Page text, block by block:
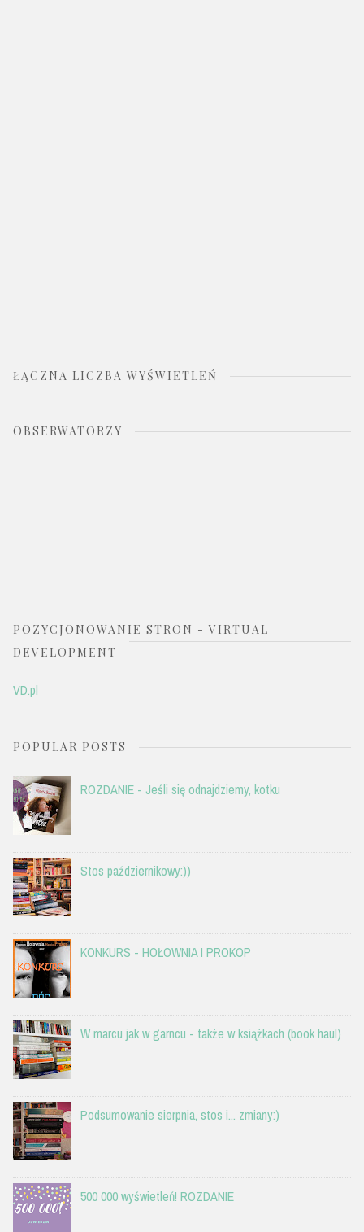
ŁĄCZNA LICZBA WYŚWIETLEŃ
OBSERWATORZY
POZYCJONOWANIE STRON - VIRTUAL
DEVELOPMENT
VD.pl
POPULAR POSTS
ROZDANIE - Jeśli się odnajdziemy, kotku
Stos październikowy:))
KONKURS - HOŁOWNIA I PROKOP
W marcu jak w garncu - także w książkach (book haul)
Podsumowanie sierpnia, stos i... zmiany:)
500 000 wyświetleń! ROZDANIE